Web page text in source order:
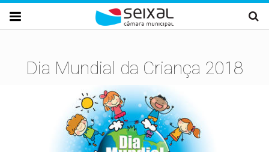
Passar para o conteúdo principal

Dia Mundial da Criança 2018